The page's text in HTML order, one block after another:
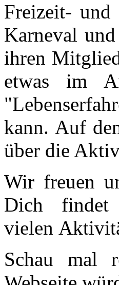
Freizeit- und
Karneval
ihren
etwas im
kann. Auf
über die
Wir freuen
Dich
vielen
Schau mal